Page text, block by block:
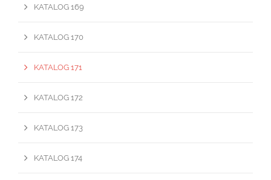
KATALOG 169
KATALOG 170
KATALOG 171
KATALOG 172
KATALOG 173
KATALOG 174